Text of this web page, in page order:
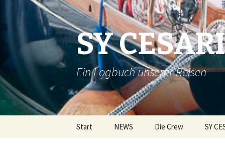
SY
Ein Logbuch unserer Reisen
Start NEWS Die Crew SY